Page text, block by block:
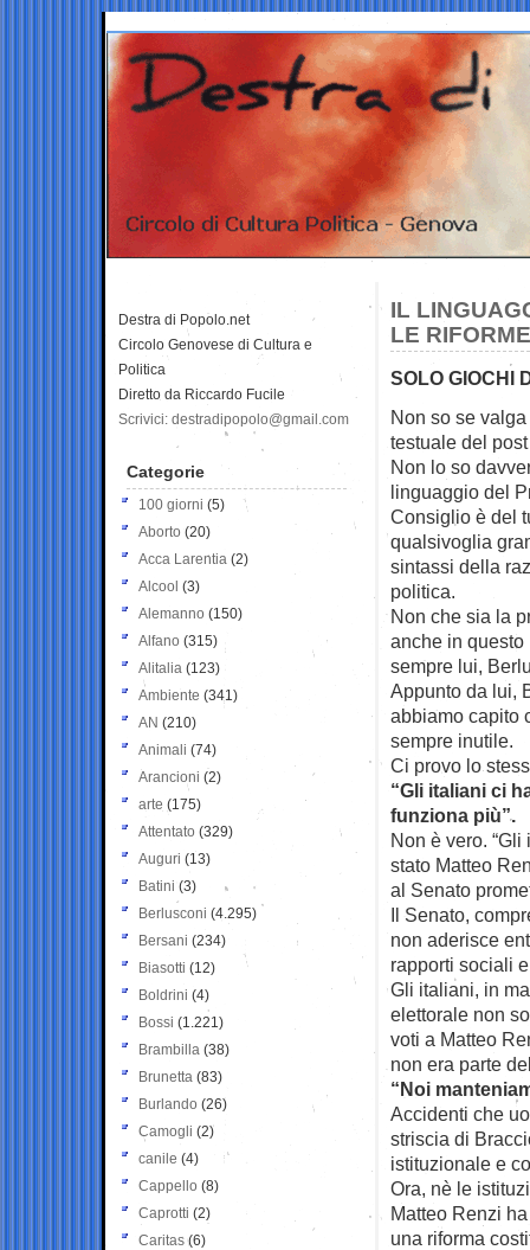
IL
LE RIFORME
SOLO GIOCHI
Non so se
testuale del
Non lo so
linguaggio del
Consiglio è del
qualsivoglia
sintassi della
politica.
Non che sia la
anche in questo
sempre lui,
Appunto da lui,
abbiamo capito
sempre inutile.
Ci provo lo
“Gli italiani ci
funziona più”.
Non è vero.
stato Matteo
al Senato
Il Senato,
non aderisce
rapporti sociali
Gli italiani, in
elettorale non
voti a Matteo
non era parte
“Noi
Accidenti che
striscia di
istituzionale e
Ora, nè le
Matteo Renzi
una riforma
Destra di Popolo.net
Circolo Genovese di Cultura e
Politica
Diretto da Riccardo Fucile
Scrivici: destradipopolo@gmail.com
Categorie
100 giorni (5)
Aborto (20)
Acca Larentia (2)
Alcool (3)
Alemanno (150)
Alfano (315)
Alitalia (123)
Ambiente (341)
AN (210)
Animali (74)
Arancioni (2)
arte (175)
Attentato (329)
Auguri (13)
Batini (3)
Berlusconi (4.295)
Bersani (234)
Biasotti (12)
Boldrini (4)
Bossi (1.221)
Brambilla (38)
Brunetta (83)
Burlando (26)
Camogli (2)
canile (4)
Cappello (8)
Caprotti (2)
Caritas (6)